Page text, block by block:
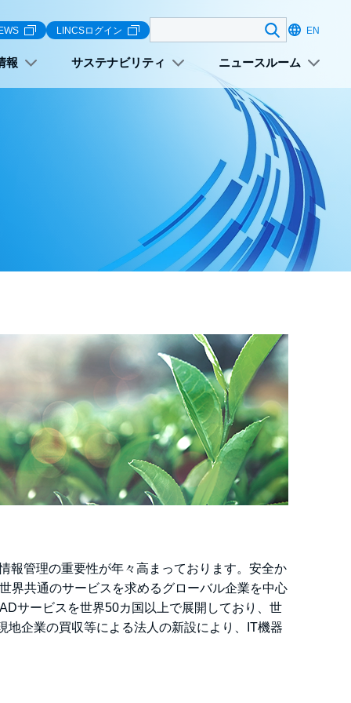
報 サステナビリティ ニュースルーム
LINCSログイン 検索する
EN
報管理の重要性が年々高まっております。安全か
界共通のサービスを求めるグローバル企業を中心
サービスを世界50カ国以上で展開しており、世
企業の買収等による法人の新設により、IT機器